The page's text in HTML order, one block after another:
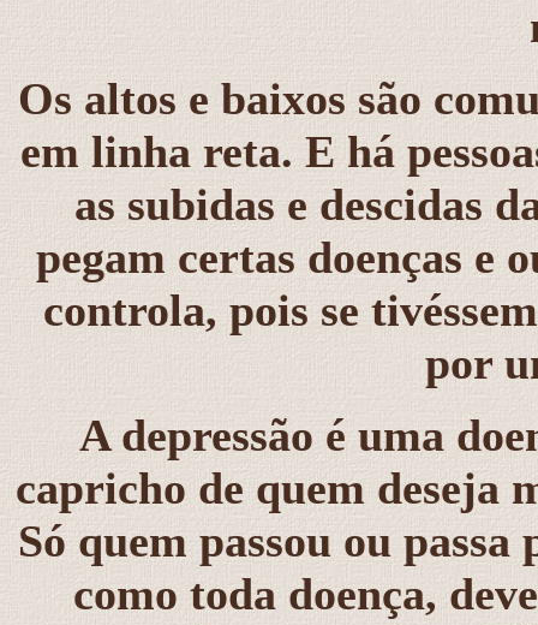
Os altos e baixos são
em linha reta. E há
as subidas e descidas
pegam certas doenças e
controla, pois se
por
A depressão é uma
capricho de quem deseja
Só quem passou ou
como toda doença,